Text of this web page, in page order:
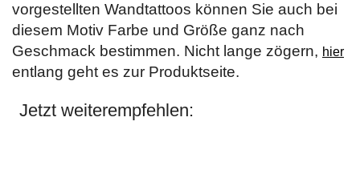
vorgestellten Wandtattoos können Sie auch bei
diesem Motiv Farbe und Größe ganz nach
Geschmack bestimmen. Nicht lange zögern, hier
entlang geht es zur Produktseite.
Jetzt weiterempfehlen: